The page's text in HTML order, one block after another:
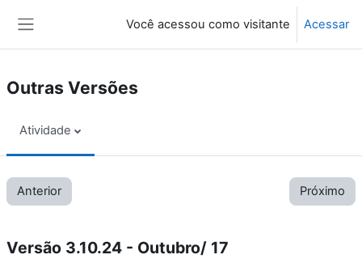
Você acessou como visitante Acessar
Outras Versões
Atividade
Anterior Próximo
Versão 3.10.24 - Outubro/ 17